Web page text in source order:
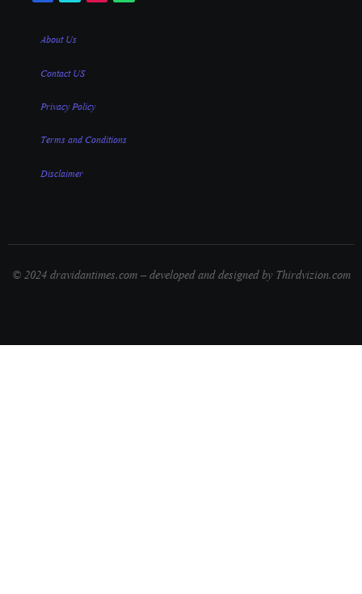
About Us
Contact US
Privacy Policy
Terms and Conditions
Disclaimer
© 2024 dravidantimes.com – developed and designed by Thirdvizion.com